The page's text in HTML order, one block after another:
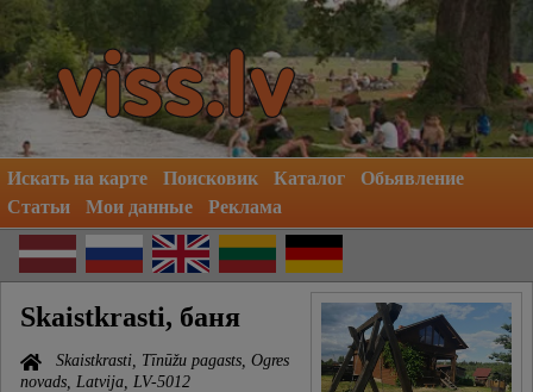
Искать на карте Поисковик Каталог
Обьявление
Статьи
Мои данные Реклама
Skaistkrasti, баня
Skaistkrasti, Tīnūžu pagasts, Ogres
novads, Latvija, LV-5012